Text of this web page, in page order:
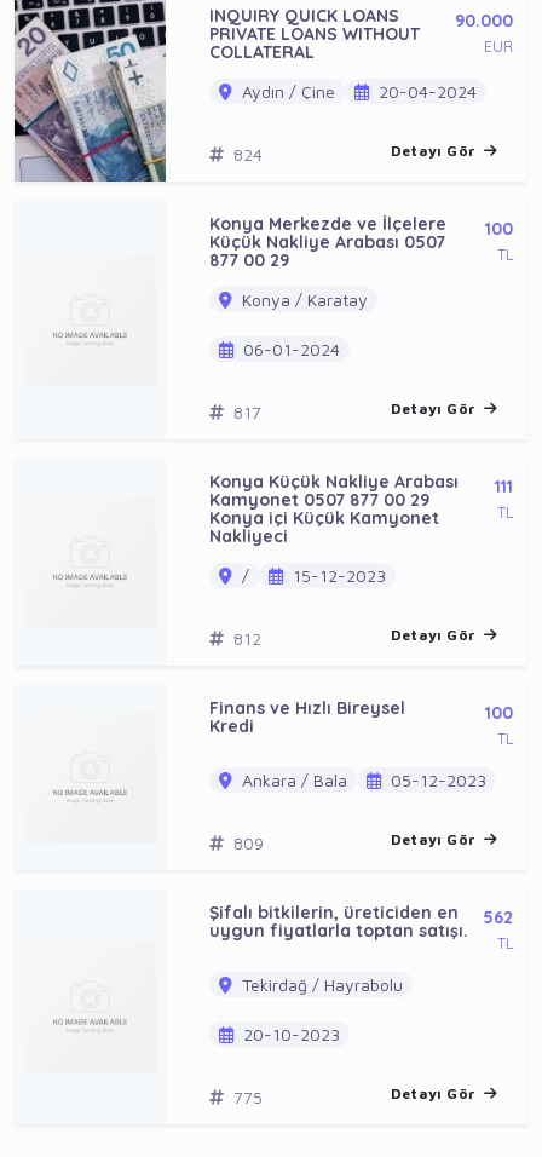
INQUIRY QUICK LOANS
PRIVATE LOANS WITHOUT
COLLATERAL
90.000
EUR
Aydın / Çine 20-04-2024
824 Detayı Gör
Konya Merkezde ve İlçelere
Küçük Nakliye Arabası 0507
877 00 29
100
TL
Konya / Karatay
06-01-2024
817 Detayı Gör
Konya Küçük Nakliye Arabası
Kamyonet 0507 877 00 29
Konya içi Küçük Kamyonet
Nakliyeci
111
TL
/ 15-12-2023
812 Detayı Gör
Finans ve Hızlı Bireysel
Kredi
100
TL
Ankara / Bala 05-12-2023
809 Detayı Gör
Şifalı bitkilerin, üreticiden en
uygun fiyatlarla toptan satışı.
562
TL
Tekirdağ / Hayrabolu
20-10-2023
775 Detayı Gör